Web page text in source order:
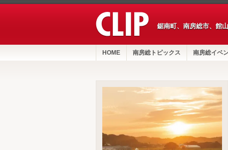
鋸南町、南房総市、館
HOME 南房総トピックス 南房総イベ